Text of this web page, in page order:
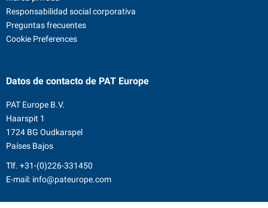
Responsabilidad social corporativa
Preguntas frecuentes
Cookie Preferences
Datos de contacto de PAT Europe
PAT Europe B.V.
Haarspit 1
1724 BG Oudkarspel
Países Bajos
Tlf. +31-(0)226-331450
E-mail: info@pateurope.com